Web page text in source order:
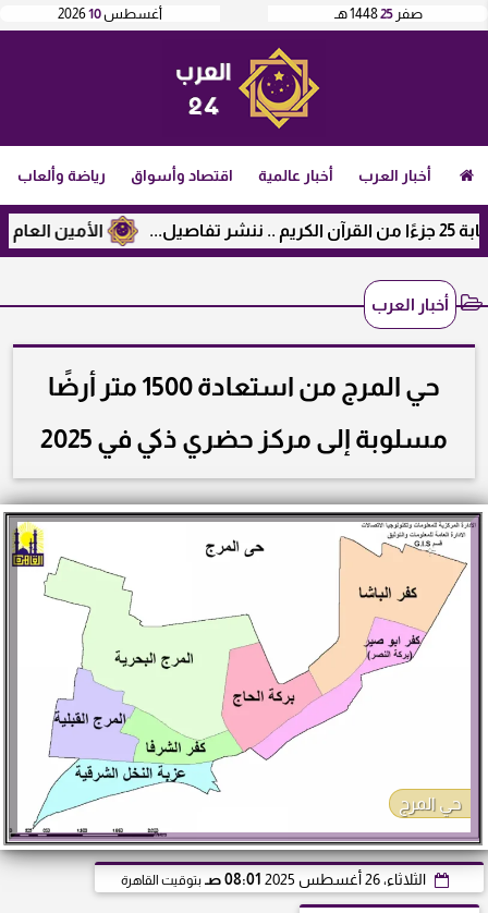
أغسطس10
2026 صفر 251448 هـ
أخبار العرب أخبار عالمية اقتصاد وأسواق رياضة وألعاب
الأمين العام
أخبار العرب
حي المرج من استعادة 1500 متر أرضًا
مسلوبة إلى مركز حضري ذكي في 2025
حي المرج
الثلاثاء، 26 أغسطس 2025 08:01 صـ بتوقيت القاهرة